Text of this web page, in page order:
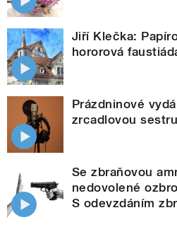
Jiří Klečka:
hororová
Prázdninové
zrcadlovou
Se zbraňovou
nedovolené
S odevzdáním